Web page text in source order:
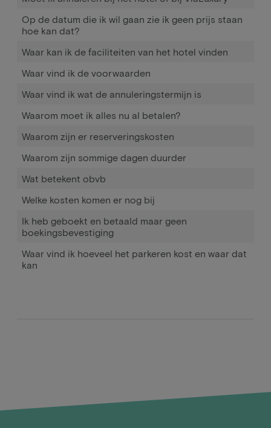
Op de datum die ik wil gaan zie ik geen prijs staan
hoe kan dat?
Waar kan ik de faciliteiten van het hotel vinden
Waar vind ik de voorwaarden
Waar vind ik wat de annuleringstermijn is
Waarom moet ik alles nu al betalen?
Waarom zijn er reserveringskosten
Waarom zijn sommige dagen duurder
Wat betekent obvb
Welke kosten komen er nog bij
Ik heb geboekt en betaald maar geen
boekingsbevestiging
Waar vind ik hoeveel het parkeren kost en waar dat
kan